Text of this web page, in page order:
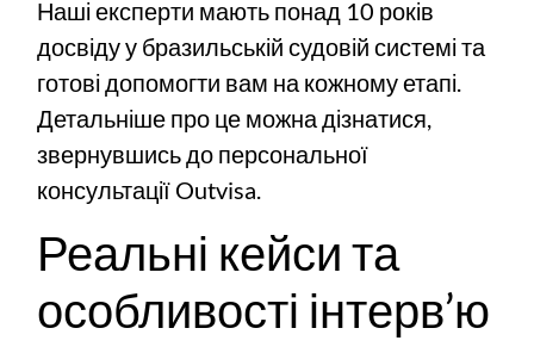
Наші експерти мають понад 10 років
досвіду у бразильській судовій системі та
готові допомогти вам на кожному етапі.
Детальніше про це можна дізнатися,
звернувшись до персональної
консультації Outvisa.
Реальні кейси та
особливості інтерв’ю